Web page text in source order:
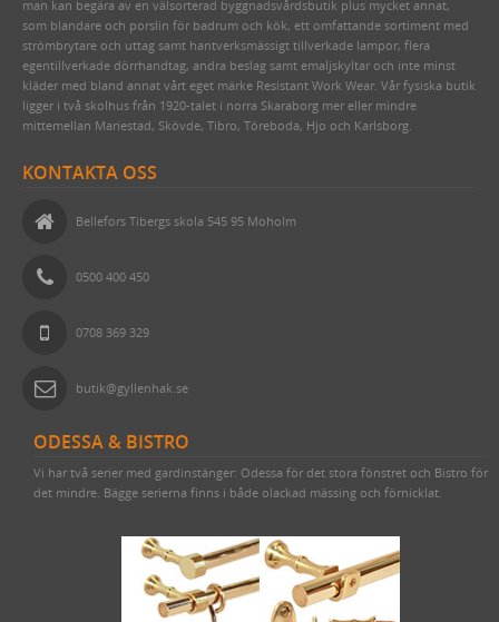
KLASSISKA PORSLINSLAMPOR
ELMONTERADE FOTOGENLAMPOR
SPOTLIGHTS I KLASSISK STIL
RAKHYVLAR & RAKTVÅLAR
TRÄDGÅRDSREDSKAP
KAFFEBRYGGARE MED MERA
FÖR SKRIVBORDET
LÄDERVÅRD
FUNKIS
BÅRDER
ROSETTSPIK
BLANK TRÅDSPIK
KOPPARSPIK KVADRAT
DEKORSPIK
ÖVRIGA SPIKAR
MÄSSINGSSKRUV
YLLESNÖREN/ULLSNÖRE
TJÄRDREV
FRÅN JORDEN
NUMMERSKYLTAR I MÄSSING FÖR HUS
EGNA SKYLTAR I EMALJ & MÄSSING
SIFFROR OCH BOKSTÄVER I MÄSSING
VITA MED SVART TEXT
BLÅA MED VIT TEXT
PENSLAR FÖR LINOLJEFÄRGSMÅLNING
YXOR & BILOR
SPEEDHEATER (FÄRGBORTTAGNING)
FÄRGSKRAPOR MED MERA
SPECIALVERKTYG
STUCKATUR
ÖVRIGT
WEBBUTIK
ÖPPETTIDER
VÄGBESKRIVNING
OM OSS
man kan begära av en välsorterad byggnadsvårdsbutik plus mycket annat,
som blandare och porslin för badrum och kök, ett omfattande sortiment med
strömbrytare och uttag samt hantverksmässigt tillverkade lampor, flera
egentillverkade dörrhandtag, andra beslag samt emaljskyltar och inte minst
kläder med bland annat vårt eget märke Resistant Work Wear. Vår fysiska butik
ligger i två skolhus från 1920-talet i norra Skaraborg mer eller mindre
mittemellan Mariestad, Skövde, Tibro, Töreboda, Hjo och Karlsborg.
KONTAKTA OSS
Bellefors Tibergs skola 545 95 Moholm
0500 400 450
0708 369 329
butik@gyllenhak.se
ODESSA & BISTRO
Vi har två serier med gardinstänger: Odessa för det stora fönstret och Bistro för
det mindre. Bägge serierna finns i både olackad mässing och förnicklat.